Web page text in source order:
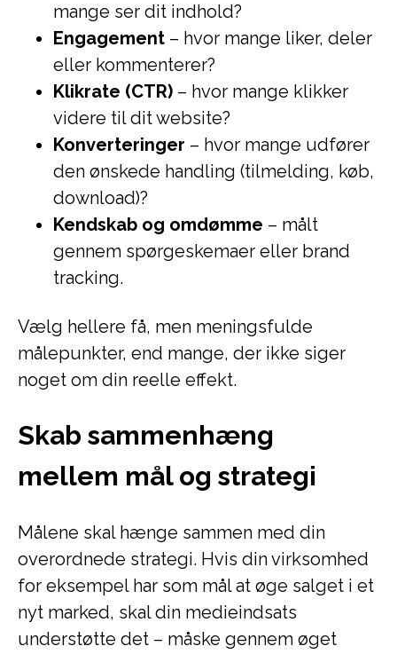
mange ser dit indhold?
Engagement – hvor mange liker, deler
eller kommenterer?
Klikrate (CTR) – hvor mange klikker
videre til dit website?
Konverteringer – hvor mange udfører
den ønskede handling (tilmelding, køb,
download)?
Kendskab og omdømme – målt
gennem spørgeskemaer eller brand
tracking.
Vælg hellere få, men meningsfulde
målepunkter, end mange, der ikke siger
noget om din reelle effekt.
Skab sammenhæng
mellem mål og strategi
Målene skal hænge sammen med din
overordnede strategi. Hvis din virksomhed
for eksempel har som mål at øge salget i et
nyt marked, skal din medieindsats
understøtte det – måske gennem øget